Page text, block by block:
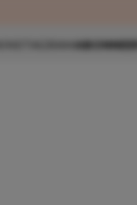
ABONNEER